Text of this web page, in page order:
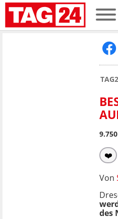
9.750
❤️
Von
des